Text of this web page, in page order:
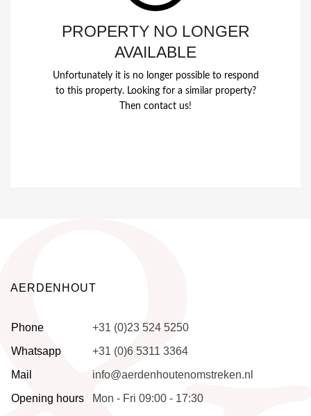
PROPERTY NO LONGER
AVAILABLE
Unfortunately it is no longer possible to respond
to this property. Looking for a similar property?
Then contact us!
AERDENHOUT
Phone
+31 (0)23 524 5250
Whatsapp
+31 (0)6 5311 3364
Mail
info@aerdenhoutenomstreken.nl
Opening hours
Mon - Fri 09:00 - 17:30